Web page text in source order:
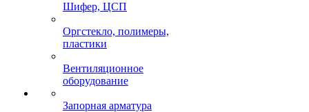
Шифер, ЦСП
Оргстекло, полимеры,
пластики
Вентиляционное
оборудование
Запорная арматура